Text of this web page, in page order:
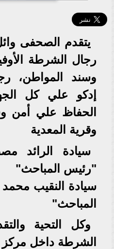
يتقدم الصحفى
رجال الشرطة
وسند المواطن،
إدكو علي كل
الحفاظ علي أمن
وقرية المعدية
سيادة الرائد
"رئيس المباحث"
سيادة النقيب
المباحث"
وكل التحية
الشرطة داخل مركز